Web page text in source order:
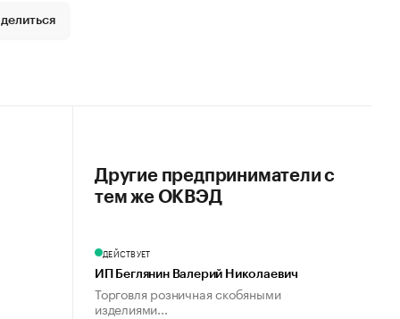
Другие предприниматели с
тем же ОКВЭД
ДЕЙСТВУЕТ
ИП Беглянин Валерий Николаевич
Торговля розничная скобяными
изделиями...